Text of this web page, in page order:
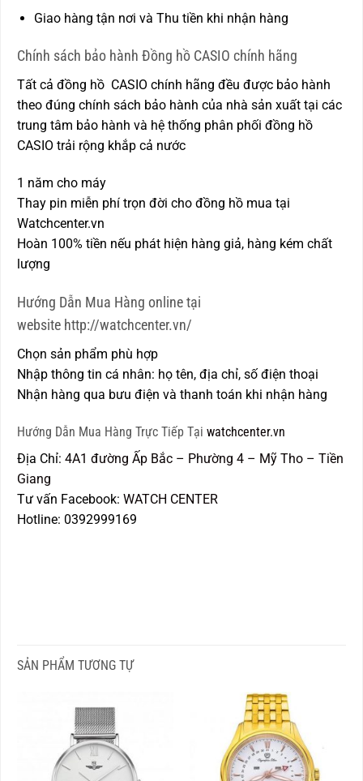
Giao hàng tận nơi và Thu tiền khi nhận hàng
Chính sách bảo hành Đồng hồ CASIO chính hãng
Tất cả đồng hồ CASIO chính hãng đều được bảo hành
theo đúng chính sách bảo hành của nhà sản xuất tại các
trung tâm bảo hành và hệ thống phân phối đồng hồ
CASIO trải rộng khắp cả nước
1 năm cho máy
Thay pin miễn phí trọn đời cho đồng hồ mua tại
Watchcenter.vn
Hoàn 100% tiền nếu phát hiện hàng giả, hàng kém chất
lượng
Hướng Dẫn Mua Hàng online tại
website http://watchcenter.vn/
Chọn sản phẩm phù hợp
Nhập thông tin cá nhân: họ tên, địa chỉ, số điện thoại
Nhận hàng qua bưu điện và thanh toán khi nhận hàng
Hướng Dẫn Mua Hàng Trực Tiếp Tại watchcenter.vn
Địa Chỉ: 4A1 đường Ấp Bắc – Phường 4 – Mỹ Tho – Tiền
Giang
Tư vấn Facebook: WATCH CENTER
Hotline: 0392999169
SẢN PHẨM TƯƠNG TỰ